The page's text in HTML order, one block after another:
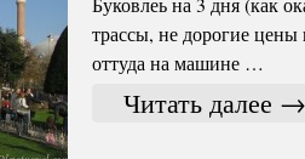
трассы, не дорогие цены
оттуда на машине …
Читать далее →